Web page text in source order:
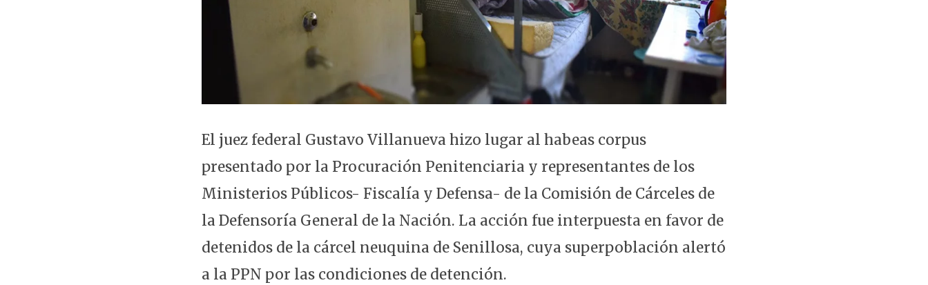
El juez federal Gustavo Villanueva hizo lugar al habeas corpus
presentado por la Procuración Penitenciaria y representantes de los
Ministerios Públicos- Fiscalía y Defensa- de la Comisión de Cárceles de
la Defensoría General de la Nación. La acción fue interpuesta en favor de
detenidos de la cárcel neuquina de Senillosa, cuya superpoblación alertó
a la PPN por las condiciones de detención.